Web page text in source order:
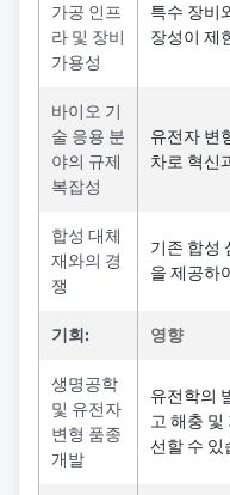
가공 인프
라 및 장비
가용성
특수 장비
장성이 제
바이오 기
술 응용 분
야의 규제
복잡성
유전자 변
차로 혁신
합성 대체
재와의 경
쟁
기존 합성
을 제공하
기회: 영향
생명공학
및 유전자
변형 품종
개발
유전학의
고 해충 및
선할 수 있